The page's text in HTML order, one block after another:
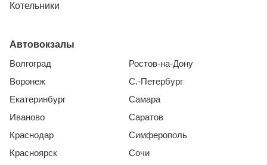
Котельники
Автовокзалы
Волгоград
Воронеж
Екатеринбург
Иваново
Краснодар
Красноярск
Ростов-на-Дону
С.-Петербург
Самара
Саратов
Симферополь
Сочи